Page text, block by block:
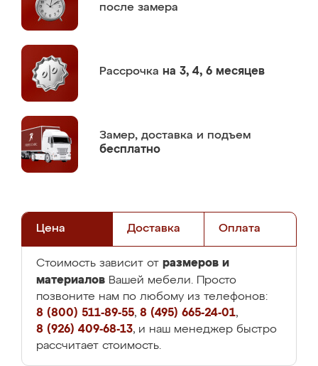
после замера
Рассрочка на 3, 4, 6 месяцев
Замер, доставка и подъем
бесплатно
Цена Доставка Оплата
Стоимость зависит от размеров и
материалов Вашей мебели. Просто
позвоните нам по любому из телефонов:
8 (800) 511-89-55, 8 (495) 665-24-01,
8 (926) 409-68-13, и наш менеджер быстро
рассчитает стоимость.